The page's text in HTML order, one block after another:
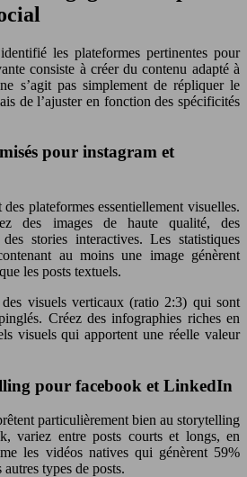
les plateformes pertinentes pour
consiste à créer du contenu adapté à
s’agit pas simplement de répliquer le
de l’ajuster en fonction des spécificités
pour instagram et
plateformes essentiellement visuelles.
des images de haute qualité, des
stories interactives. Les statistiques
au moins une image génèrent
les posts textuels.
visuels verticaux (ratio 2:3) qui sont
Créez des infographies riches en
visuels qui apportent une réelle valeur
pour facebook et LinkedIn
particulièrement bien au storytelling
variez entre posts courts et longs, en
les vidéos natives qui génèrent 59%
types de posts.